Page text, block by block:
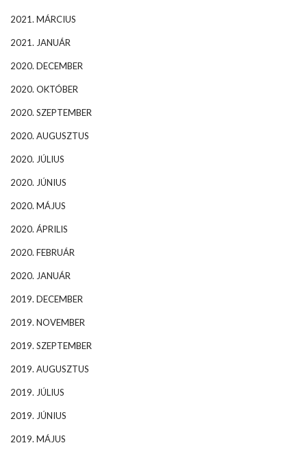
2021. MÁRCIUS
2021. JANUÁR
2020. DECEMBER
2020. OKTÓBER
2020. SZEPTEMBER
2020. AUGUSZTUS
2020. JÚLIUS
2020. JÚNIUS
2020. MÁJUS
2020. ÁPRILIS
2020. FEBRUÁR
2020. JANUÁR
2019. DECEMBER
2019. NOVEMBER
2019. SZEPTEMBER
2019. AUGUSZTUS
2019. JÚLIUS
2019. JÚNIUS
2019. MÁJUS